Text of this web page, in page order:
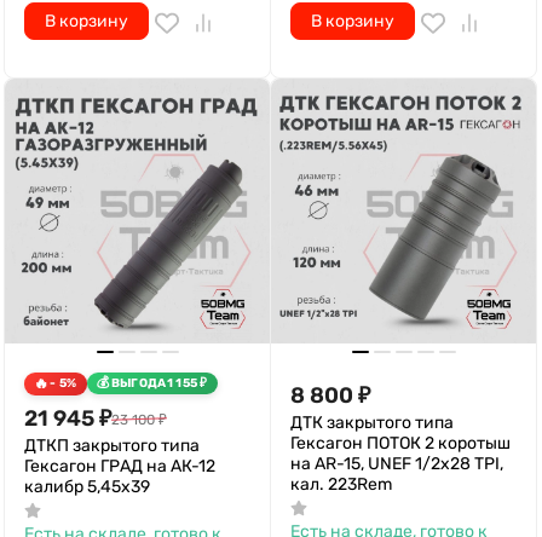
В корзину В корзину
- 5% ВЫГОДА1 155 ₽
21 945₽23 100 ₽
ДТКП закрытого типа
Гексагон ГРАД на АК-12
калибр 5,45х39
8 800 ₽
ДТК закрытого типа
Гексагон ПОТОК 2 коротыш
на AR-15, UNEF 1/2х28 TPI,
кал. 223Rem
Есть на складе, готово к